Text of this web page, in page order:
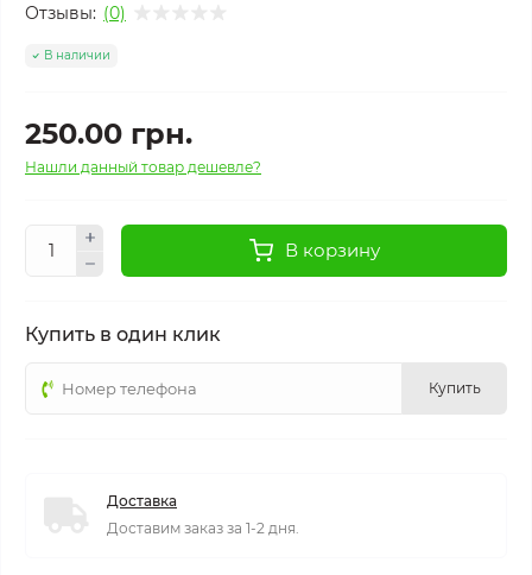
Отзывы: (0)
В наличии
250.00 грн.
Нашли данный товар дешевле?
В корзину
Купить в один клик
Купить
Доставка
Доставим заказ за 1-2 дня.